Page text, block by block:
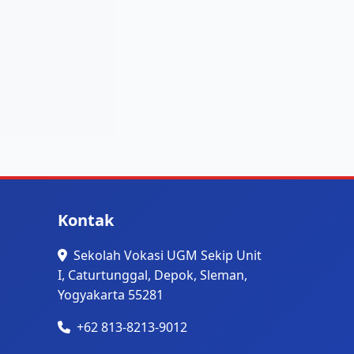
Kontak
Sekolah Vokasi UGM Sekip Unit
I, Caturtunggal, Depok, Sleman,
Yogyakarta 55281
+62 813-8213-9012